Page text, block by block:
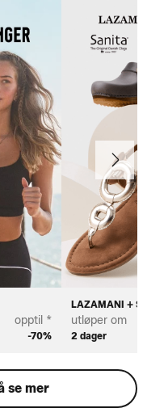
opptil *
-70%
LAZAMANI +
utløper om
2 dager
Neste
se mer